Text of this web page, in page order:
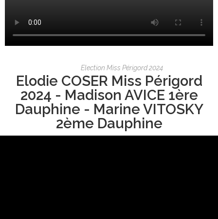
Election Miss Périgord 2024
Elodie COSER Miss Périgord
2024 - Madison AVICE 1ère
Dauphine - Marine VITOSKY
2ème Dauphine